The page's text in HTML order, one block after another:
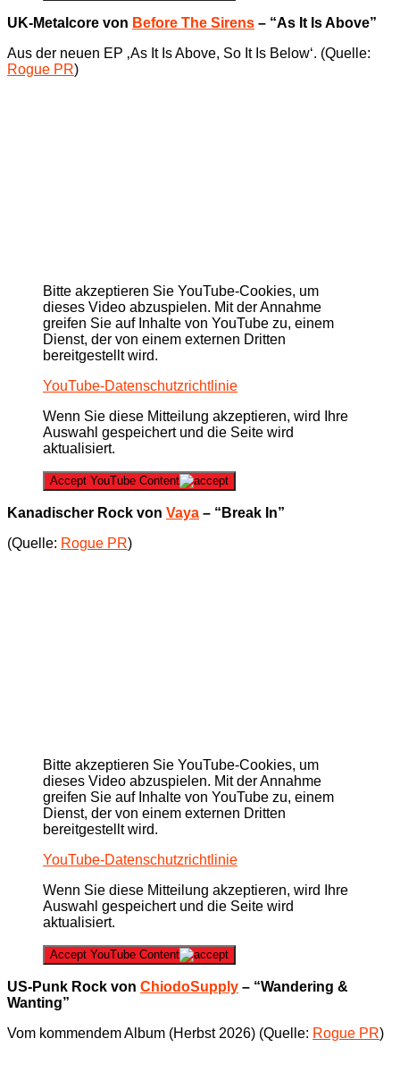
UK-Metalcore von Before The Sirens – “As It Is Above”
Aus der neuen EP ‚As It Is Above, So It Is Below‘. (Quelle:
Rogue PR)
Bitte akzeptieren Sie YouTube-Cookies, um
dieses Video abzuspielen. Mit der Annahme
greifen Sie auf Inhalte von YouTube zu, einem
Dienst, der von einem externen Dritten
bereitgestellt wird.
YouTube-Datenschutzrichtlinie
Wenn Sie diese Mitteilung akzeptieren, wird Ihre
Auswahl gespeichert und die Seite wird
aktualisiert.
Accept YouTube Content
Kanadischer Rock von Vaya – “Break In”
(Quelle: Rogue PR)
Bitte akzeptieren Sie YouTube-Cookies, um
dieses Video abzuspielen. Mit der Annahme
greifen Sie auf Inhalte von YouTube zu, einem
Dienst, der von einem externen Dritten
bereitgestellt wird.
YouTube-Datenschutzrichtlinie
Wenn Sie diese Mitteilung akzeptieren, wird Ihre
Auswahl gespeichert und die Seite wird
aktualisiert.
Accept YouTube Content
US-Punk Rock von ChiodoSupply – “Wandering &
Wanting”
Vom kommendem Album (Herbst 2026) (Quelle: Rogue PR)